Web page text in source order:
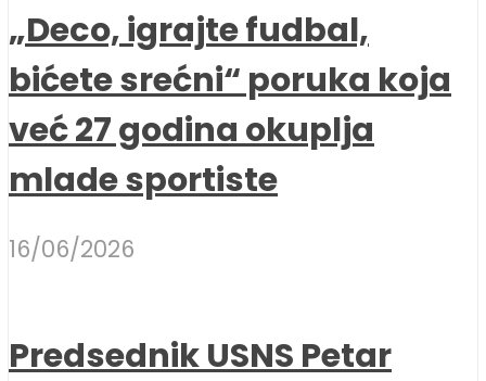
„Deco, igrajte fudbal,
bićete srećni“ poruka koja
već 27 godina okuplja
mlade sportiste
16/06/2026
Predsednik USNS Petar